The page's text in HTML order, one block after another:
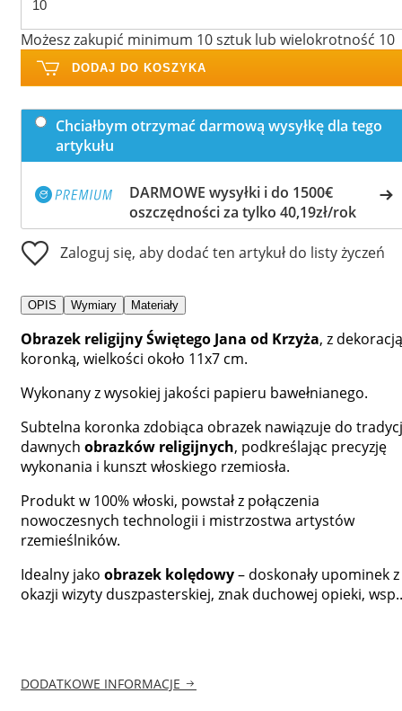
Możesz zakupić minimum 10 sztuk lub wielokrotność 10
DODAJ DO KOSZYKA
Chciałbym otrzymać darmową wysyłkę dla tego
artykułu
DARMOWE wysyłki i do 1500€
oszczędności za tylko 40,19zł/rok
Zaloguj się, aby dodać ten artykuł do listy życzeń
OPIS Wymiary Materiały
Obrazek religijny Świętego Jana od Krzyża, z dekoracją
koronką, wielkości około 11x7 cm.
Wykonany z wysokiej jakości papieru bawełnianego.
Subtelna koronka zdobiąca obrazek nawiązuje do
dawnych obrazków religijnych, podkreślając precyzję
wykonania i kunszt włoskiego rzemiosła.
Produkt w 100% włoski, powstał z połączenia
nowoczesnych technologii i mistrzostwa artystów
rzemieślników.
Idealny jako obrazek kolędowy– doskonały upominek z
okazji wizyty duszpasterskiej, znak duchowej opieki,
DODATKOWE INFORMACJE